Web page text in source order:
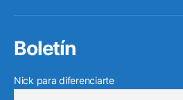
Boletín
Nick para diferenciarte